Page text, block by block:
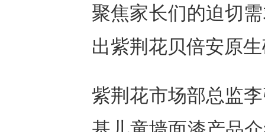
聚焦家长们的迫切
出紫荆花贝倍安原
紫荆花市场部总监